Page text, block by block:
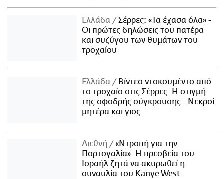
Ελλάδα
Σέρρες: «Τα έχασα όλα» -
Οι πρώτες δηλώσεις του πατέρα
και συζύγου των θυμάτων του
τροχαίου
Ελλάδα
Βίντεο ντοκουμέντο από
το τροχαίο στις Σέρρες: Η στιγμή
της σφοδρής σύγκρουσης - Νεκροί
μητέρα και γιος
Διεθνή
«Ντροπή για την
Πορτογαλία»: Η πρεσβεία του
Ισραήλ ζητά να ακυρωθεί η
συναυλία του Kanye West